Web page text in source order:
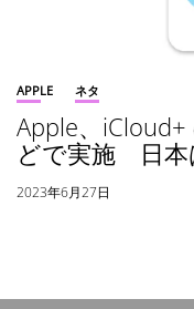
APPLE ネタ
Apple、
どで実施 日本
2023年6月27日